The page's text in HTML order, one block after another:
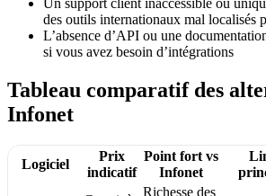
Un support client inaccessible ou
des outils internationaux mal localisés
L’absence d’API ou une
si vous avez besoin d’intégrations
Tableau comparatif des
Infonet
Logiciel
Prix
indicatif
Point fort vs
Infonet
Richesse des